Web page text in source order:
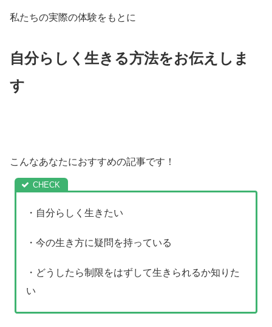
私たちの実際の体験をもとに
自分らしく生きる方法をお伝えしま
す
こんなあなたにおすすめの記事です！
・自分らしく生きたい
・今の生き方に疑問を持っている
・どうしたら制限をはずして生きられるか知りた
い